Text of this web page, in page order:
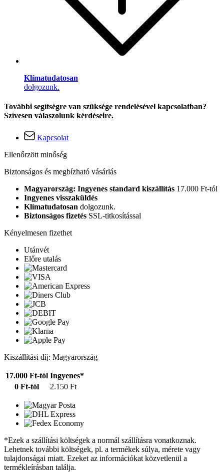
Klímatudatosan
dolgozunk.
További segítségre van szüksége rendelésével kapcsolatban?
Szívesen válaszolunk kérdéseire.
Kapcsolat
Ellenőrzött minőség
Biztonságos és megbízható vásárlás
Magyarország: Ingyenes standard kiszállítás 17.000 Ft-tól
Ingyenes visszaküldés
Klímatudatosan dolgozunk.
Biztonságos fizetés SSL-titkosítással
Kényelmesen fizethet
Utánvét
Előre utalás
Kiszállítási díj: Magyarország
17.000 Ft-tól Ingyenes*
0 Ft-tól
2.150 Ft
*Ezek a szállítási költségek a normál szállításra vonatkoznak.
Lehetnek további költségek, pl. a termékek súlya, mérete vagy
tulajdonságai miatt. Ezeket az információkat közvetlenül a
termékleírásban találja.